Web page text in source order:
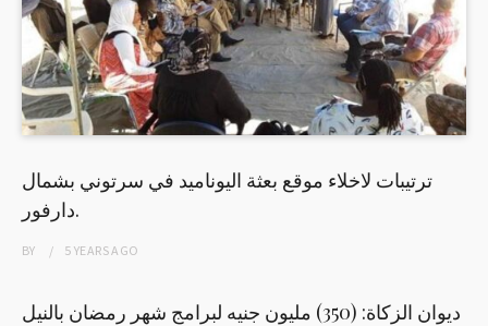
ترتيبات لاخلاء موقع بعثة اليوناميد في سرتوني بشمال
دارفور.
BY 5 YEARSAGO
ديوان الزكاة: (350) مليون جنيه لبرامج شهر رمضان بالنيل